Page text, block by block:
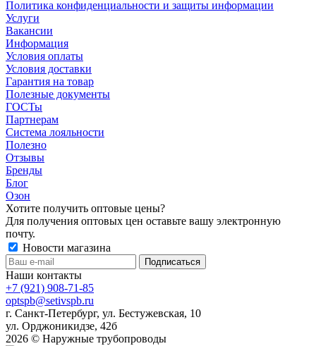
Политика конфиденциальности и защиты информации
Услуги
Вакансии
Информация
Условия оплаты
Условия доставки
Гарантия на товар
Полезные документы
ГОСТы
Партнерам
Система лояльности
Полезно
Отзывы
Бренды
Блог
Озон
Хотите получить оптовые цены?
Для получения оптовых цен оставьте вашу электронную
почту.
Новости магазина
Наши контакты
+7 (921) 908-71-85
optspb@setivspb.ru
г. Санкт-Петербург, ул. Бестужевская, 10
ул. Орджоникидзе, 42б
2026 © Наружные трубопроводы